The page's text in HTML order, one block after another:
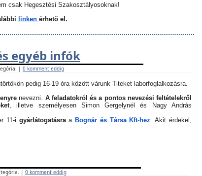
csak Hegesztési Szakosztályosoknak!
linken érhető el.
egyéb infók
| 0 komment eddig
pedig 16-19 óra között várunk Titeket laborfoglalkozásra.
nevezni. A feladatokról és a pontos nevezési feltételekről
, illetve személyesen Simon Gergelynél és Nagy András
11-i gyárlátogatásraaBognár és Társa Kft-hez. Akit érdekel,
| 0 komment eddig